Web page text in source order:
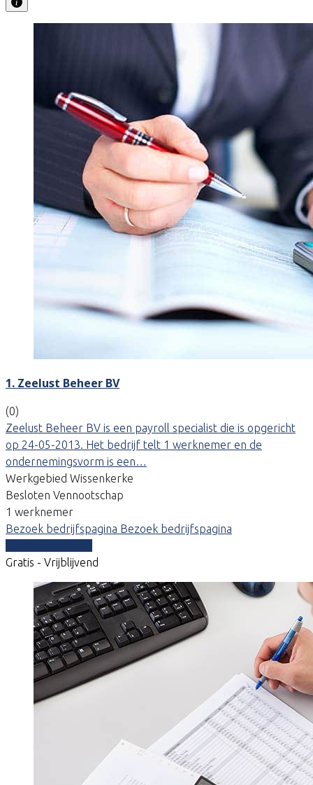
1. Zeelust Beheer BV
(0)
Zeelust Beheer BV is een payroll specialist die is opgericht
op 24-05-2013. Het bedrijf telt 1 werknemer en de
ondernemingsvorm is een…
Werkgebied Wissenkerke
Besloten Vennootschap
1 werknemer
Bezoek bedrijfspagina Bezoek bedrijfspagina
Gratis - Vrijblijvend